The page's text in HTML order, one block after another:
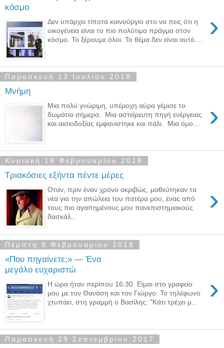
κόσμο
›
Δεν υπάρχει τίποτα καινούργιο στο να πεις ότι η
οικογένεια είναι το πιο πολύτιμο πράγμα στον
κόσμο. Το ξέρουμε όλοι. Το θέμα δεν είναι αυτό....
Παρασκευή 13 Ιουλίου 2018
Μνήμη
›
Μια πολύ γνώριμη, υπέροχη αύρα γέμισε το
δωμάτιο σήμερα. Μια αστείρευτη πηγή ενέργειας
και αισιοδοξίας εμφανίστηκε και πάλι. Μια όμο...
Κυριακή 18 Φεβρουαρίου 2018
Τριακόσιες εξήντα πέντε μέρες
›
Οταν, πριν έναν χρόνο ακριβώς, μαθεύτηκαν τα
νέα για την απώλεια του πατέρα μου, ένας από
τους πιο αγαπημένους μου πανεπιστημιακούς
δασκάλ...
Πέμπτη 8 Φεβρουαρίου 2018
«Που πηγαίνετε;» — Ένα
μεγάλο ευχαριστώ
›
H ώρα ήταν περίπου 16:30. Είμαι στο γραφείο
μου με τον Θανάση και τον Γιώργο. Το τηλέφωνο
χτυπάει, στη γραμμή ο Βασίλης: "Κάτι τρέχει μ...
Παρασκευή 29 Σεπτεμβρίου 2017